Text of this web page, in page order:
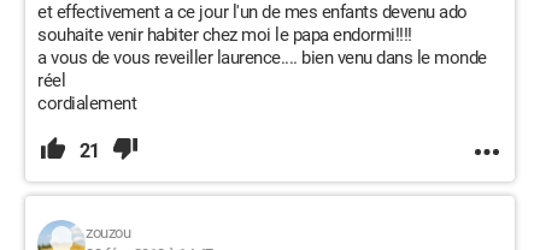
et effectivement a ce jour l'un de mes enfants devenu ado
souhaite venir habiter chez moi le papa endormi!!!!
a vous de vous reveiller laurence.... bien venu dans le monde
réel
cordialement
21
zouzou